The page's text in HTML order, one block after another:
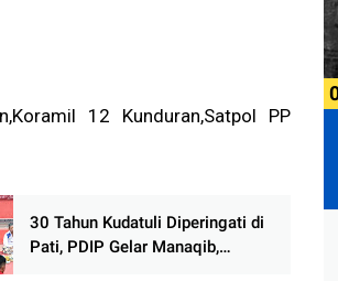
12 Kunduran,Satpol PP
30 Tahun Kudatuli Diperingati di
Pati, PDIP Gelar Manaqib,